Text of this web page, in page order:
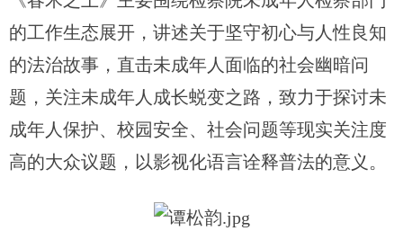
的工作生态展开，讲述关于坚守初心与人性良知
的法治故事，直击未成年人面临的社会幽暗问
题，关注未成年人成长蜕变之路，致力于探讨未
成年人保护、校园安全、社会问题等现实关注度
高的大众议题，以影视化语言诠释普法的意义。